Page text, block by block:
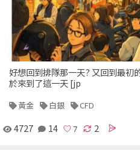
好想回到排隊那一天? 又回到最初
於來到了這一天 [jp
黃金 白銀 CFD
4727 14 2